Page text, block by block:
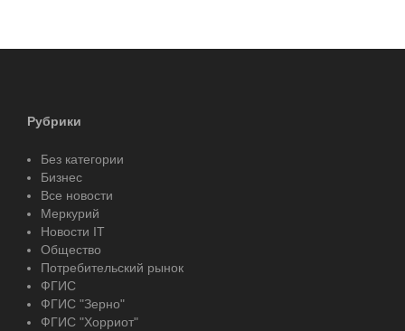
Рубрики
Без категории
Бизнес
Все новости
Меркурий
Новости IT
Общество
Потребительский рынок
ФГИС
ФГИС "Зерно"
ФГИС "Хорриот"